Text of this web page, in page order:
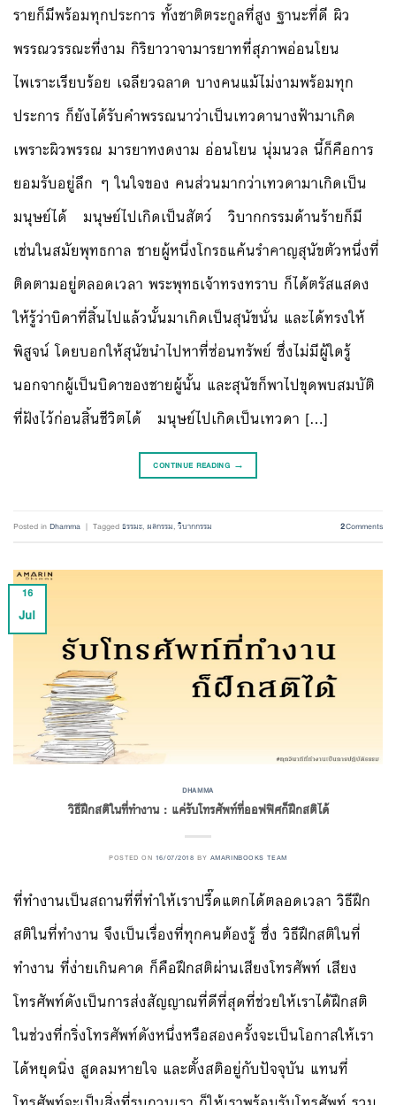
รายก็มีพร้อมทุกประการ ทั้งชาติตระกูลที่สูง ฐานะที่ดี ผิว
พรรณวรรณะที่งาม กิริยาวาจามารยาทที่สุภาพอ่อนโยน
ไพเราะเรียบร้อย เฉลียวฉลาด บางคนแม้ไม่งามพร้อมทุก
ประการ ก็ยังได้รับคำพรรณนาว่าเป็นเทวดานางฟ้ามาเกิด
เพราะผิวพรรณ มารยาทงดงาม อ่อนโยน นุ่มนวล นี้ก็คือการ
ยอมรับอยู่ลึก ๆ ในใจของ คนส่วนมากว่าเทวดามาเกิดเป็น
มนุษย์ได้ มนุษย์ไปเกิดเป็นสัตว์ วิบากกรรมด้านร้ายก็มี
เช่นในสมัยพุทธกาล ชายผู้หนึ่งโกรธแค้นรำคาญสุนัขตัวหนึ่งที่
ติดตามอยู่ตลอดเวลา พระพุทธเจ้าทรงทราบ ก็ได้ตรัสแสดง
ให้รู้ว่าบิดาที่สิ้นไปแล้วนั้นมาเกิดเป็นสุนัขนั่น และได้ทรงให้
พิสูจน์ โดยบอกให้สุนัขนำไปหาที่ซ่อนทรัพย์ ซึ่งไม่มีผู้ใดรู้
นอกจากผู้เป็นบิดาของชายผู้นั้น และสุนัขก็พาไปขุดพบสมบัติ
ที่ฝังไว้ก่อนสิ้นชีวิตได้ มนุษย์ไปเกิดเป็นเทวดา […]
CONTINUE READING →
Posted inDhamma | Taggedธรรมะ, ผลกรรม,วิบากกรรม 2Comments
16
Jul
DHAMMA
วิธีฝึกสติในที่ทำงาน : แค่รับโทรศัพท์ที่ออฟฟิศก็ฝึกสติได้
POSTED ON 16/07/2018 BY AMARINBOOKS TEAM
ที่ทำงานเป็นสถานที่ที่ทำให้เราปรี๊ดแตกได้ตลอดเวลา วิธีฝึก
สติในที่ทำงาน จึงเป็นเรื่องที่ทุกคนต้องรู้ ซึ่ง วิธีฝึกสติในที่
ทำงาน ที่ง่ายเกินคาด ก็คือฝึกสติผ่านเสียงโทรศัพท์ เสียง
โทรศัพท์ดังเป็นการส่งสัญญาณที่ดีที่สุดที่ช่วยให้เราได้ฝึกสติ
ในช่วงที่กริ่งโทรศัพท์ดังหนึ่งหรือสองครั้งจะเป็นโอกาสให้เรา
ได้หยุดนิ่ง สูดลมหายใจ และตั้งสติอยู่กับปัจจุบัน แทนที่